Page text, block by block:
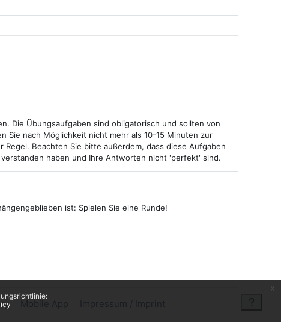
Die Übungsaufgaben sind obligatorisch und sollten von
Sie nach Möglichkeit nicht mehr als 10-15 Minuten zur
Beachten Sie bitte außerdem, dass diese Aufgaben
haben und Ihre Antworten nicht 'perfekt' sind.
ist: Spielen Sie eine Runde!